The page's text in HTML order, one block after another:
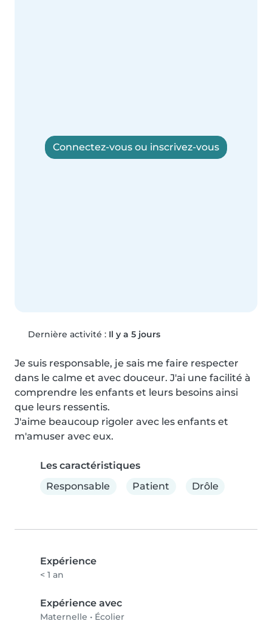
Connectez-vous ou inscrivez-vous
Dernière activité : Il y a 5 jours
Je suis responsable, je sais me faire respecter
dans le calme et avec douceur. J'ai une facilité à
comprendre les enfants et leurs besoins ainsi
que leurs ressentis.
J'aime beaucoup rigoler avec les enfants et
m'amuser avec eux.
Les caractéristiques
Responsable
Patient Drôle
Expérience
< 1 an
Expérience avec
Maternelle • Écolier